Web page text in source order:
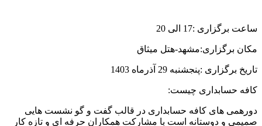
ساعت برگزاری :17 الی 20
مکان برگزاری:مشهد-هتل میثاق
تاریخ برگزاری :پنجشنبه 29 آذرماه 1403
کافه حسابداری چیست:
دورهمی های کافه حسابداری در قالب گفت و گو نشست هایی
صمیمی و دوستانه است با مشارکت همکاران حرفه ای و تازه کار